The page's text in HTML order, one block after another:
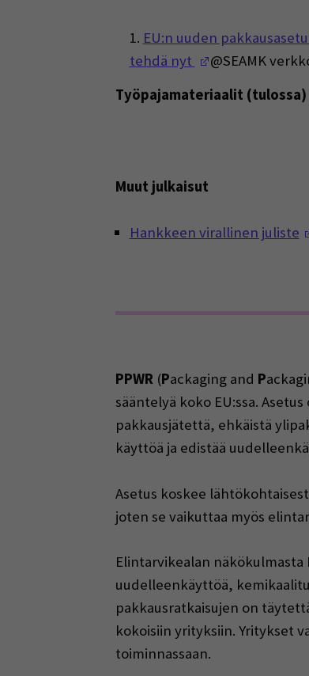
EU:n uuden
tehdä nyt
(Opens in a
@SEAMK
Työpajamateriaalit (tulossa)
Muut julkaisut
Hankkeen virallinen juliste
PPWR(Packaging and P
sääntelyä koko EU:ssa.
pakkausjätettä, ehkäistä
käyttöä ja edistää
Asetus koskee
joten se vaikuttaa myös
Elintarvikealan
uudelleenkäyttöä,
pakkausratkaisujen on
kokoisiin yrityksiin. Yritykset
toiminnassaan.